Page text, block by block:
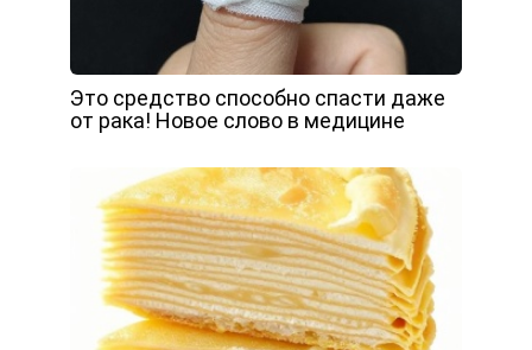
Это средство способно спасти даже
от рака! Новое слово в медицине